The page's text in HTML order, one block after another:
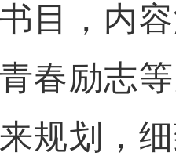
目，内
春励志
规划，